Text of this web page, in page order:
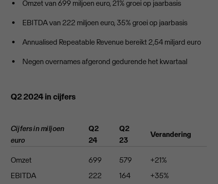
Omzet van 699 miljoen euro, 21% groei op jaarbasis
EBITDA van 222 miljoen euro, 35% groei op jaarbasis
Annualised Repeatable Revenue bereikt 2,54 miljard euro
Negen overnames afgerond gedurende het kwartaal
Q2 2024 in cijfers
Cijfers in miljoen
euro
Q2
24
Q2
23
Verandering
Omzet 699 579
+21%
EBITDA
222 164
+35%